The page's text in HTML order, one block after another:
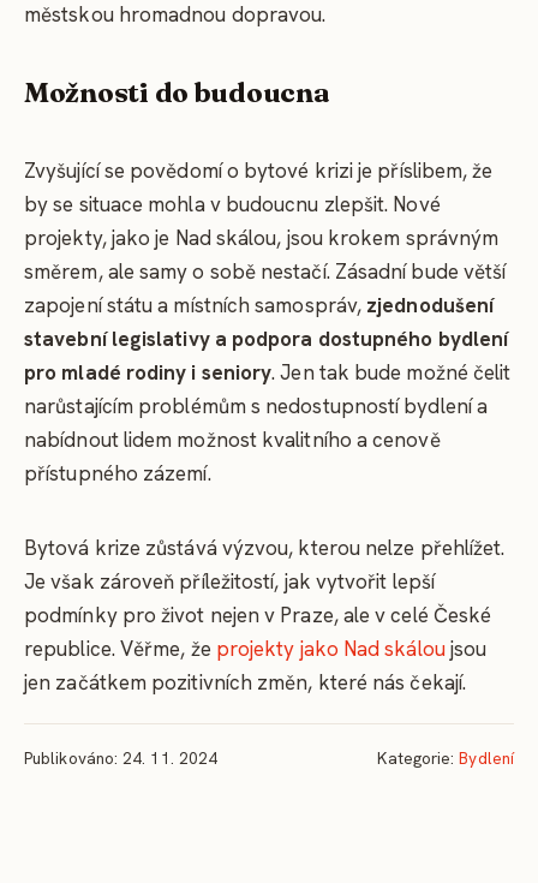
městskou hromadnou dopravou.
Možnosti do budoucna
Zvyšující se povědomí o bytové krizi je příslibem, že
by se situace mohla v budoucnu zlepšit. Nové
projekty, jako je Nad skálou, jsou krokem správným
směrem, ale samy o sobě nestačí. Zásadní bude větší
zapojení státu a místních samospráv, zjednodušení
stavební legislativy a podpora dostupného bydlení
pro mladé rodiny i seniory. Jen tak bude možné čelit
narůstajícím problémům s nedostupností bydlení a
nabídnout lidem možnost kvalitního a cenově
přístupného zázemí.
Bytová krize zůstává výzvou, kterou nelze přehlížet.
Je však zároveň příležitostí, jak vytvořit lepší
podmínky pro život nejen v Praze, ale v celé České
republice. Věřme, že projekty jako Nad skáloujsou
jen začátkem pozitivních změn, které nás čekají.
Publikováno: 24. 11. 2024 Kategorie:Bydlení